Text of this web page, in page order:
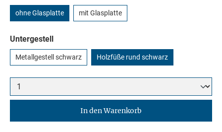
ohne Glasplatte mit Glasplatte
Untergestell
Metallgestell schwarz Holzfüße rund schwarz
In den Warenkorb